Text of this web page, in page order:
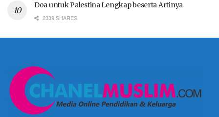
Doa untuk Palestina Lengkap beserta Artinya
2339 SHARES